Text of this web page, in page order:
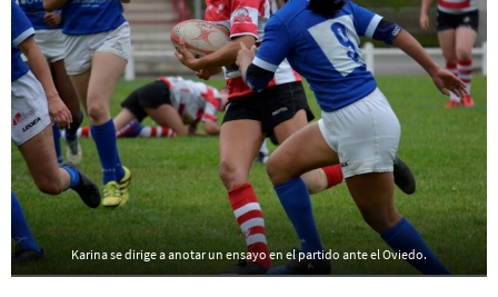
Karina se dirige a anotar un ensayo en el partido ante el Oviedo.